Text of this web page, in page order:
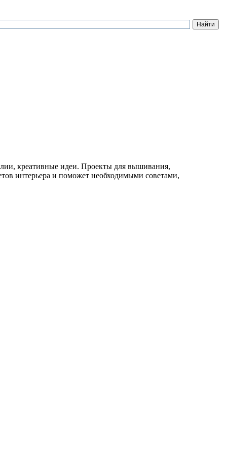
креативные идеи. Проекты для вышивания,
интерьера и поможет необходимыми советами,